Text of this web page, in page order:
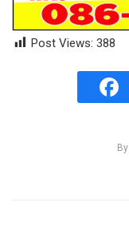
Post Views: 388
By